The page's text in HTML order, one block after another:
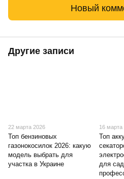
Новый
Другие записи
22 марта 2026
Топ бензиновых
газонокосилок 2026: какую
модель выбрать для
участка в Украине
16 марта
Топ
для